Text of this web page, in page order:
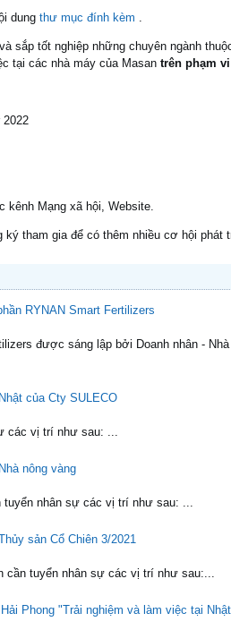
dung thư mục đính kèm .
sắp tốt nghiệp những chuyên ngành
tại các nhà máy của Masan trên phạm
2022
kênh Mạng xã hội, Website.
ký tham gia để có thêm nhiều cơ hội phát
RYNAN Smart Fertilizers
được sáng lập bởi Doanh nhân -
của Cty SULECO
các vị trí như sau: ...
nông vàng
tuyển nhân sự các vị trí như sau: ...
sản Cổ Chiên 3/2021
cần tuyển nhân sự các vị trí như sau:...
Phong "Trải nghiệm và làm việc tại